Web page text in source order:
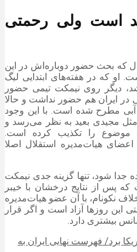
است ولی رحمتی
که بحث حضور دوباره‌اش در این
او که در هفته‌های ابتدایی لیگ
دیگر روی نیمکت تیمی حضور
در ایران هم حضور نداشت و حالا
آبی مطرح شده است. با این وجود
مجیدی بعید به نظر می‌رسد و
موضوع را تکذیب کرده است.
هیات‌مدیره استقلال اصلا
جدا شود، تنها گزینه جدی نیمکت
پس از نتایج درخشان با خیبر
نکونام، با آن عضو هیات‌مدیره
این روز‌ها آزاد است و اگر قرار
بیشتری دارد.
برد/ فهرست نهایی ایران به